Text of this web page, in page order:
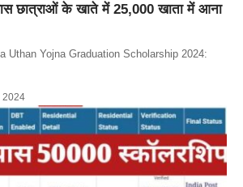
छात्राओं के खाते में 25,000 खाता में आना
Uthan Yojna Graduation Scholarship 2024:
2024